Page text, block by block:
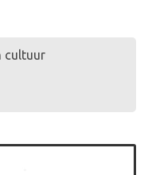
cultuur